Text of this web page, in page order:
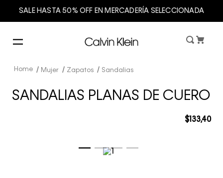
SALE HASTA 50% OFF EN MERCADERÍA SELECCIONADA
Mujer Zapatos Sandalias
SANDALIAS PLANAS DE CUERO
$133,40